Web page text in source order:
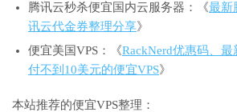
腾讯云秒杀便宜国内云服务器：《最新
讯云代金券整理分享》
便宜美国VPS：《RackNerd优惠码、
付不到10美元的便宜VPS》
本站推荐的便宜VPS整理：